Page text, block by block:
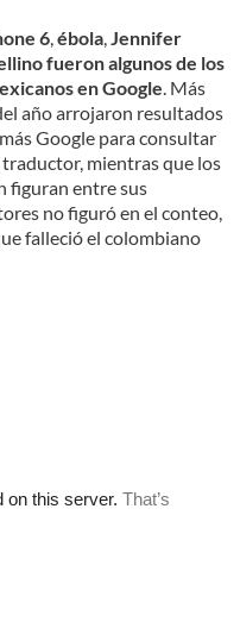
6 ébola Jennifer
fueron algunos de los
en Google . Más
año arrojaron resultados
Google para consultar
mientras que los
figuran entre sus
no figuró en el conteo,
falleció el colombiano